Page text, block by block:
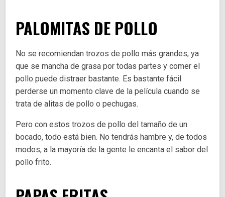
PALOMITAS DE POLLO
No se recomiendan trozos de pollo más grandes, ya
que se mancha de grasa por todas partes y comer el
pollo puede distraer bastante. Es bastante fácil
perderse un momento clave de la película cuando se
trata de alitas de pollo o pechugas.
Pero con estos trozos de pollo del tamaño de un
bocado, todo está bien. No tendrás hambre y, de todos
modos, a la mayoría de la gente le encanta el sabor del
pollo frito.